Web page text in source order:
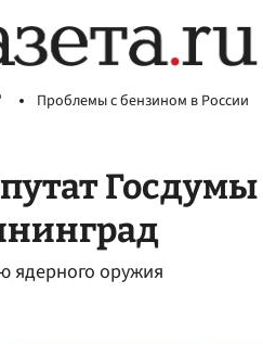
Проблемы с бензином в России
Госдумы
ядерного оружия